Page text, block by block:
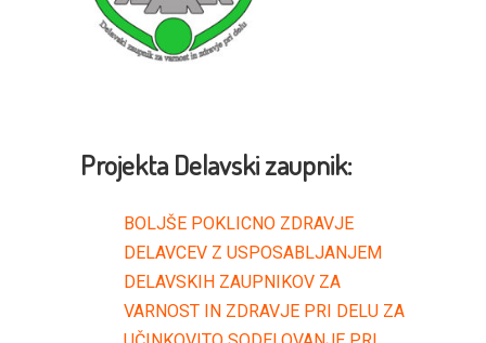
Projekta Delavski zaupnik:
BOLJŠE POKLICNO ZDRAVJE
DELAVCEV Z USPOSABLJANJEM
DELAVSKIH ZAUPNIKOV ZA
VARNOST IN ZDRAVJE PRI DELU ZA